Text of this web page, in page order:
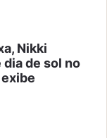
Nikki
de sol no